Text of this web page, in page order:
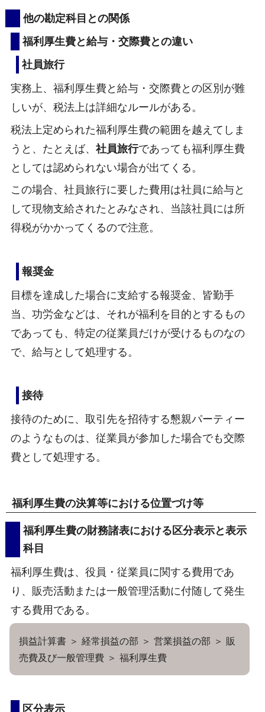
他の勘定科目との関係
福利厚生費と給与・交際費との違い
社員旅行
実務上、福利厚生費と給与・交際費との区別が難
しいが、税法上は詳細なルールがある。
税法上定められた福利厚生費の範囲を越えてしま
うと、たとえば、 社員旅行であっても福利厚生費
としては認められない場合が出てくる。
この場合、社員旅行に要した費用は社員に給与と
して現物支給されたとみなされ、当該社員には所
得税がかかってくるので注意。
報奨金
目標を達成した場合に支給する報奨金、皆勤手
当、功労金などは、それが福利を目的とするもの
であっても、特定の従業員だけが受けるものなの
で、給与として処理する。
接待
接待のために、取引先を招待する懇親パーティー
のようなものは、従業員が参加した場合でも交際
費として処理する。
福利厚生費の決算等における位置づけ等
福利厚生費の財務諸表における区分表示と表示
科目
福利厚生費は、役員・従業員に関する費用であ
り、販売活動または一般管理活動に付随して発生
する費用である。
損益計算書 ＞ 経常損益の部 ＞ 営業損益の部 ＞ 販
売費及び一般管理費 ＞ 福利厚生費
区分表示